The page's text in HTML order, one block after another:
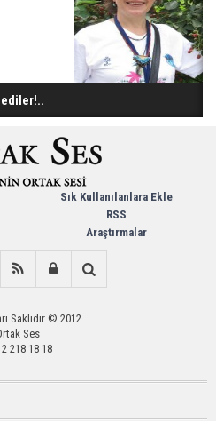
Sık Kullanılanlara Ekle
RSS
Araştırmalar
Saklıdır © 2012
Ses
218 18 18